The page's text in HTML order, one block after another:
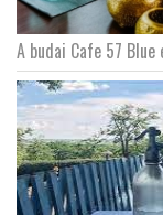
A budai Cafe 57